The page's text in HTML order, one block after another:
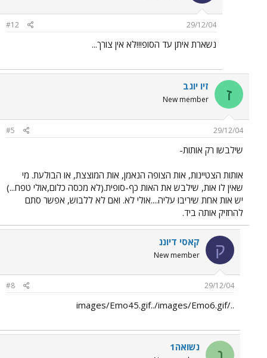
29/12/04
#12
נשארת איתן עד הסופ!!!לא אין צורך...
ז זיו יוגב
New member
29/12/04
#5
שילבשו רק אותות-
אותות הצטיינות, אות הצופה הנאמן, אות המוצצת, או הבולעת. מי
שאין לו אות, שילבש את האות כף-סופית.(לא מכסה כלום,אולי טפח...)
יש אות אחת שיריבו עליה....אולי לא. ואם לא ללבוש, אפשר סתם
להחזיק אותה ביד.
ק קאסי דיוננ
New member
29/12/04
#8
../images/Emo45.gif../images/Emo6.gif
נשואה1